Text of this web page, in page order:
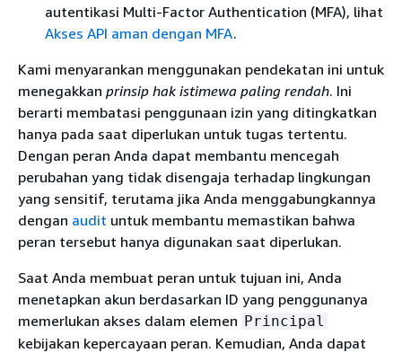
autentikasi Multi-Factor Authentication (MFA), lihat
Akses API aman dengan MFA.
Kami menyarankan menggunakan pendekatan ini untuk
menegakkan prinsip hak istimewa paling rendah. Ini
berarti membatasi penggunaan izin yang ditingkatkan
hanya pada saat diperlukan untuk tugas tertentu.
Dengan peran Anda dapat membantu mencegah
perubahan yang tidak disengaja terhadap lingkungan
yang sensitif, terutama jika Anda menggabungkannya
dengan audit untuk membantu memastikan bahwa
peran tersebut hanya digunakan saat diperlukan.
Saat Anda membuat peran untuk tujuan ini, Anda
menetapkan akun berdasarkan ID yang penggunanya
memerlukan akses dalam elemen Principal
kebijakan kepercayaan peran. Kemudian, Anda dapat